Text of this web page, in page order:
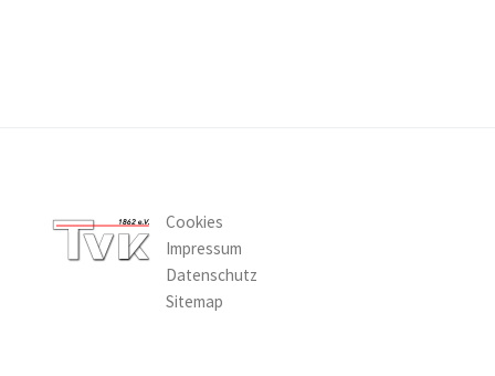
Cookies
Impressum
Datenschutz
Sitemap